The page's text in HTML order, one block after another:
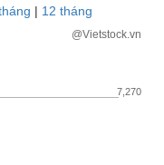
| 12 tháng
@Vietstock.vn
7,270